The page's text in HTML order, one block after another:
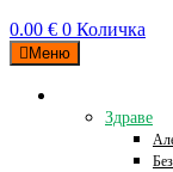
0.00 € 0 Количка
Меню
Здраве